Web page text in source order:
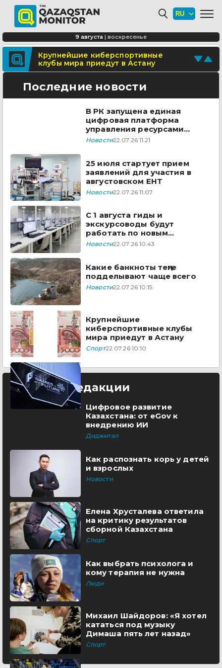
Поделитесь новостью
Отправьте свои новости и события
9 августа | воскресенье
С 1 августа гиды и экскурсоводы
будут работать по новым правилам
Проспект Нургисы Тлендиева
частично закроют в Астане
Крупнейшие киберспортивные
клубы мира приедут в Астану
Последние новости
В РК запущена единая
цифровая платформа
управления ресурсами
здравоохранения
Новости22.07.26 11:21
25 июля стартует прием
заявлений для участия в
августовском ЕНТ
Новости22.07.26 11:07
С 1 августа гиды и
экскурсоводы будут
работать по новым
правилам
Новости22.07.26 10:43
Какие банкноты теңге
подделывают чаще всего
Новости22.07.26 10:15
Крупнейшие
киберспортивные клубы
мира приедут в Астану
Спорт22.07.26 10:10
Выбор редакции
Цифровое развитие
Казахстана: от eGov к
внедрению ИИ
Диджитал
Как распознать корь у детей
и взрослых
Новости
Елена Хрусталева ответила
на критику результатов
сборной Казахстана
Спорт
Как выбрать психолога и
кому терапия не нужна
Люди
Михаил Шайдоров: «Я хотел
кататься под музыку
Димаша пять лет назад»
Спорт